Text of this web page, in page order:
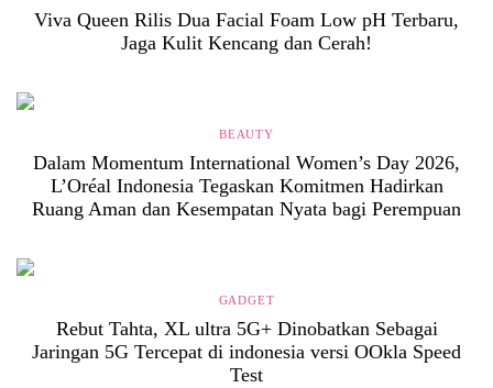
Viva Queen Rilis Dua Facial Foam Low pH Terbaru,
Jaga Kulit Kencang dan Cerah!
BEAUTY
Dalam Momentum International Women’s Day 2026,
L’Oréal Indonesia Tegaskan Komitmen Hadirkan
Ruang Aman dan Kesempatan Nyata bagi Perempuan
GADGET
Rebut Tahta, XL ultra 5G+ Dinobatkan Sebagai
Jaringan 5G Tercepat di indonesia versi OOkla Speed
Test